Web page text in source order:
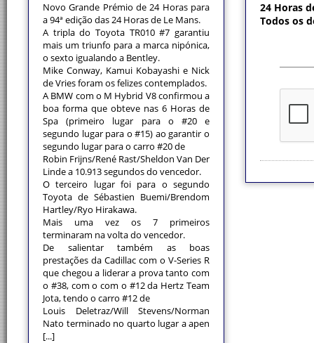
Novo Grande Prémio de 24 Horas para
a 94ª edição das 24 Horas de Le Mans.
A tripla do Toyota TR010 #7 garantiu
mais um triunfo para a marca nipónica,
o sexto igualando a Bentley.
Mike Conway, Kamui Kobayashi e Nick
de Vries foram os felizes contemplados.
A BMW com o M Hybrid V8 confirmou a
boa forma que obteve nas 6 Horas de
Spa (primeiro lugar para o #20 e
segundo lugar para o #15) ao garantir o
segundo lugar para o carro #20 de
Robin Frijns/René Rast/Sheldon Van Der
Linde a 10.913 segundos do vencedor.
O terceiro lugar foi para o segundo
Toyota de Sébastien Buemi/Brendom
Hartley/Ryo Hirakawa.
Mais uma vez os 7 primeiros
terminaram na volta do vencedor.
De salientar também as boas
prestações da Cadillac com o V-Series R
que chegou a liderar a prova tanto com
o #38, com o com o #12 da Hertz Team
Jota, tendo o carro #12 de
Louis Deletraz/Will Stevens/Norman
Nato terminado no quarto lugar a apen
[...]
24 Horas
Todos os